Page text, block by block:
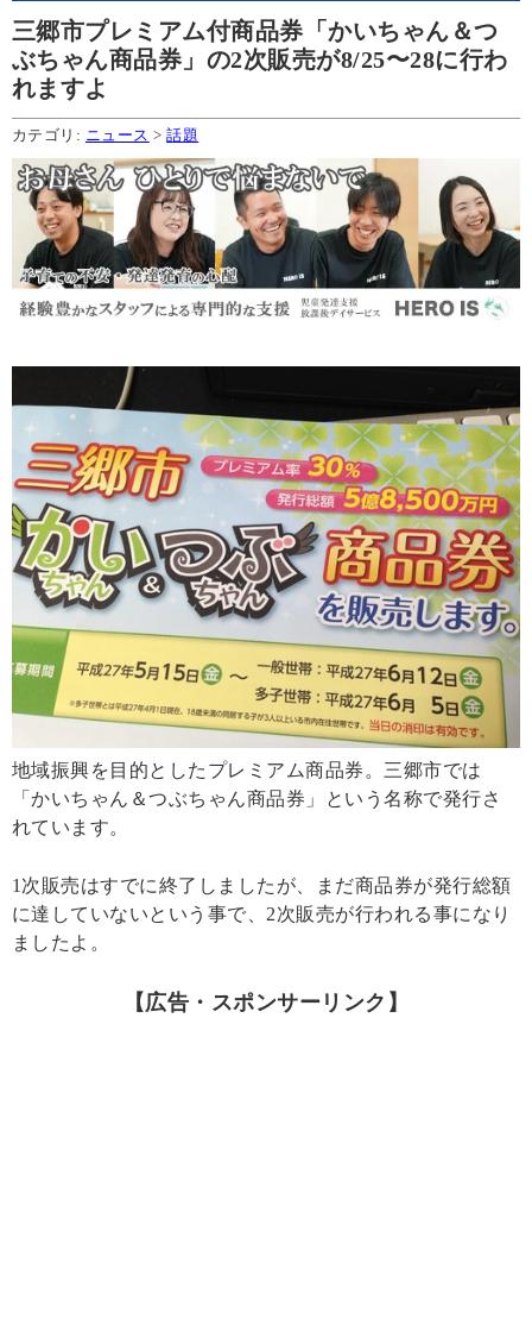
三郷市プレミアム付商品券「かいちゃん＆つ
ぶちゃん商品券」の2次販売が8/25〜28に行わ
れますよ
カテゴリ: ニュース >話題
地域振興を目的としたプレミアム商品券。三郷市では
「かいちゃん＆つぶちゃん商品券」という名称で発行さ
れています。
1次販売はすでに終了しましたが、まだ商品券が発行総額
に達していないという事で、2次販売が行われる事になり
ましたよ。
【広告・スポンサーリンク】